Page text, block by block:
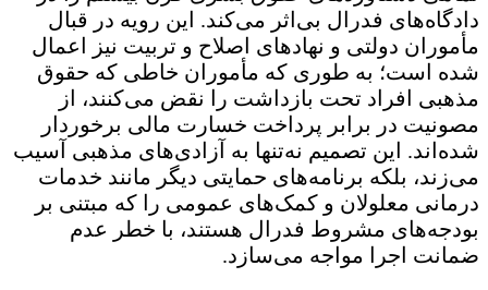
دادگاه‌های فدرال بی‌اثر می‌کند. این رویه در قبال
مأموران دولتی و نهادهای اصلاح و تربیت نیز اعمال
شده است؛ به طوری که مأموران خاطی که حقوق
مذهبی افراد تحت بازداشت را نقض می‌کنند، از
مصونیت در برابر پرداخت خسارت مالی برخوردار
شده‌اند. این تصمیم نه‌تنها به آزادی‌های مذهبی آسیب
می‌زند، بلکه برنامه‌های حمایتی دیگر مانند خدمات
درمانی معلولان و کمک‌های عمومی را که مبتنی بر
بودجه‌های مشروط فدرال هستند، با خطر عدم
ضمانت اجرا مواجه می‌سازد.